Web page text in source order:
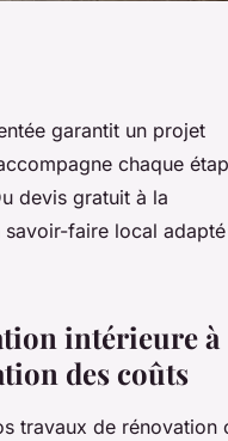
garantit un projet
chaque
devis gratuit à la
faire local
intérieure à
des coûts
travaux de rénovation